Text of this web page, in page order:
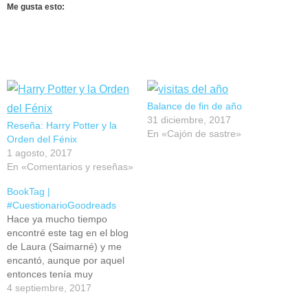
Me gusta esto:
Reseña: Harry Potter y la
Orden del Fénix
1 agosto, 2017
En «Comentarios y reseñas»
Balance de fin de año
31 diciembre, 2017
En «Cajón de sastre»
BookTag |
#CuestionarioGoodreads
Hace ya mucho tiempo
encontré este tag en el blog
de Laura (Saimarné) y me
encantó, aunque por aquel
entonces tenía muy
abandonado mi perfil de
4 septiembre, 2017